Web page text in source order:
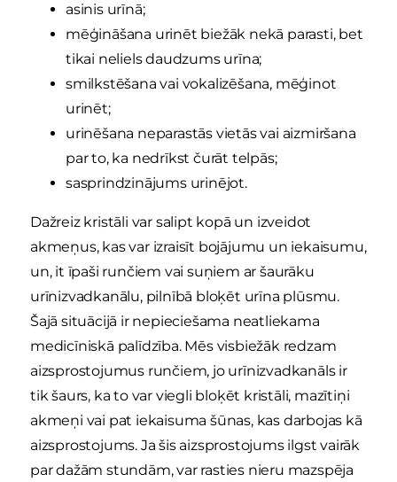
asinis urīnā;
mēģināšana urinēt biežāk nekā parasti, bet
tikai neliels daudzums urīna;
smilkstēšana vai vokalizēšana, mēģinot
urinēt;
urinēšana neparastās vietās vai aizmiršana
par to, ka nedrīkst čurāt telpās;
sasprindzinājums urinējot.
Dažreiz kristāli var salipt kopā un izveidot
akmeņus, kas var izraisīt bojājumu un iekaisumu,
un, it īpaši runčiem vai suņiem ar šaurāku
urīnizvadkanālu, pilnībā bloķēt urīna plūsmu.
Šajā situācijā ir nepieciešama neatliekama
medicīniskā palīdzība. Mēs visbiežāk redzam
aizsprostojumus runčiem, jo urīnizvadkanāls ir
tik šaurs, ka to var viegli bloķēt kristāli, mazītiņi
akmeņi vai pat iekaisuma šūnas, kas darbojas kā
aizsprostojums. Ja šis aizsprostojums ilgst vairāk
par dažām stundām, var rasties nieru mazspēja